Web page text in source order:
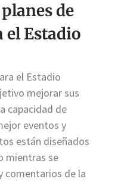
de
el Estadio
el Estadio
mejorar sus
capacidad de
eventos y
están diseñados
mientras se
comentarios de la